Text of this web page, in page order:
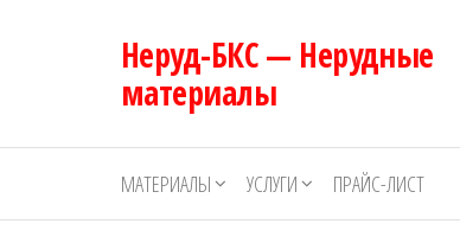
Неруд-БКС — Нерудные
материалы
МАТЕРИАЛЫ УСЛУГИ ПРАЙС-ЛИСТ